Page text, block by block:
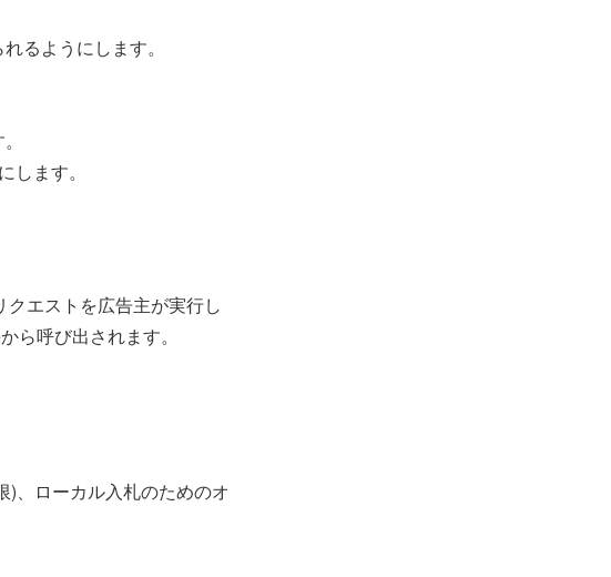
るようにします。
ます。
エストを広告主が実行し
ら呼び出されます。
)、ローカル入札のためのオ